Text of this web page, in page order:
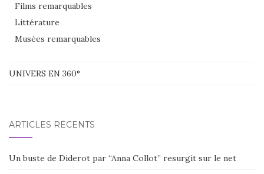
Films remarquables
Littérature
Musées remarquables
UNIVERS EN 360°
ARTICLES RÉCENTS
Un buste de Diderot par “Anna Collot” resurgit sur le net